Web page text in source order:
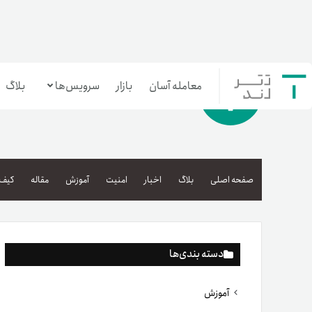
معامله آسان بازار سرویس‌ها
بازار تترلند
سرمایه‌گذاری آسان
بلاگ
صفحه اصلی بلاگ اخبار امنیت آموزش مقاله
دسته بندی‌ها
آموزش